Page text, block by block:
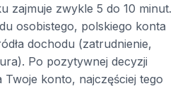
zajmuje zwykle 5 do 10 minut.
osobistego, polskiego konta
dochodu (zatrudnienie,
Po pozytywnej decyzji
Twoje konto, najczęściej tego